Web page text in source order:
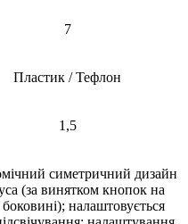
7
Пластик / Тефлон
1,5
симетричний дизайн
(за винятком кнопок на
боковині); налаштовується